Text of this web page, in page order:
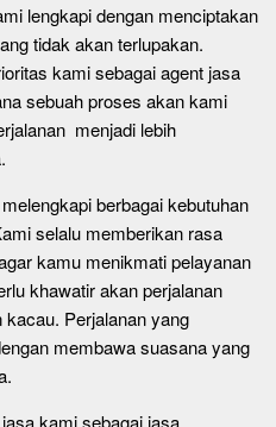
lengkapi dengan menciptakan
tidak akan terlupakan.
kami sebagai agent jasa
sebuah proses akan kami
menjadi lebih
berbagai kebutuhan
selalu memberikan rasa
kamu menikmati pelayanan
khawatir akan perjalanan
Perjalanan yang
membawa suasana yang
kami sebagai jasa